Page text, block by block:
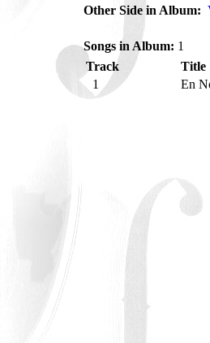
Other Side in Album:
Songs in Album: 1
Track
Title
1
En